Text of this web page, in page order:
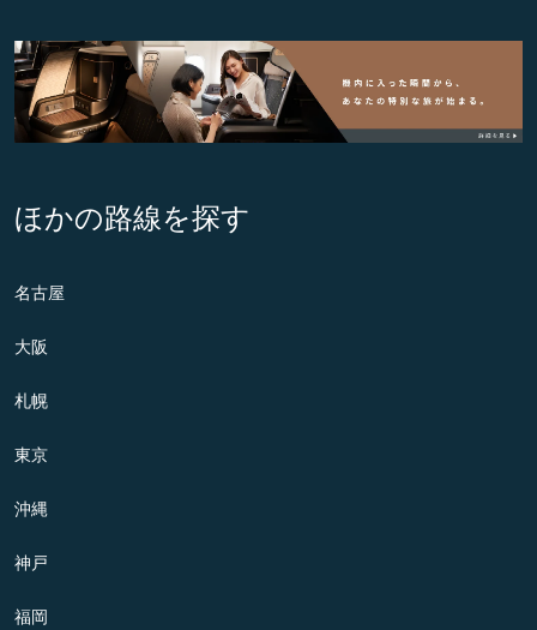
ほかの路線を探す
名古屋
大阪
札幌
東京
沖縄
神戸
福岡